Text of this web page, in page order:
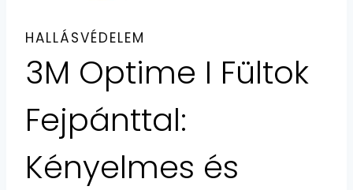
HALLÁSVÉDELEM
3M Optime I Fültok
Fejpánttal:
Kényelmes és